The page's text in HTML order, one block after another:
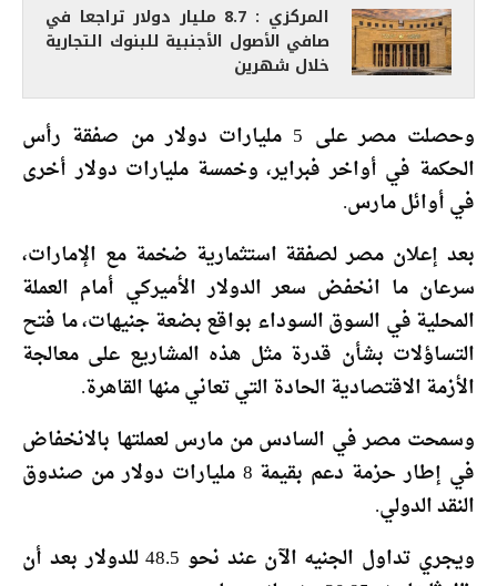
المركزي : 8.7 مليار دولار تراجعا في
صافي الأصول الأجنبية للبنوك التجارية
خلال شهرين
وحصلت مصر على 5 مليارات دولار من صفقة رأس
الحكمة في أواخر فبراير، وخمسة مليارات دولار أخرى
في أوائل مارس.
بعد إعلان مصر لصفقة استثمارية ضخمة مع الإمارات،
سرعان ما انخفض سعر الدولار الأميركي أمام العملة
المحلية في السوق السوداء بواقع بضعة جنيهات، ما فتح
التساؤلات بشأن قدرة مثل هذه المشاريع على معالجة
الأزمة الاقتصادية الحادة التي تعاني منها القاهرة.
وسمحت مصر في السادس من مارس لعملتها بالانخفاض
في إطار حزمة دعم بقيمة 8 مليارات دولار من صندوق
النقد الدولي.
ويجري تداول الجنيه الآن عند نحو 48.5 للدولار بعد أن